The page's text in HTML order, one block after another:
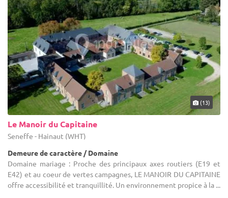
(13)
Le Manoir du Capitaine
Seneffe - Hainaut (WHT)
Demeure de caractère / Domaine
Domaine mariage : Proche des principaux axes routiers (E19 et
E42) et au coeur de vertes campagnes, LE MANOIR DU CAPITAINE
offre accessibilité et tranquillité. Un environnement propice à la ...